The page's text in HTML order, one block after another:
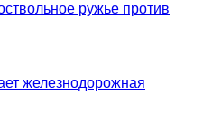
ружье против
железнодорожная